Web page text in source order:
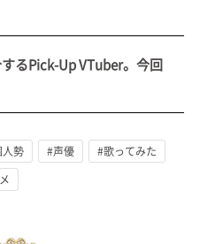
女性 #バ美肉 #男の娘
るPick-Up VTuber。今回
勢 #声優
#歌ってみた